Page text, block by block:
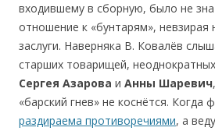
входившему в сборную, было не
отношение к «бунтарям», невзирая
заслуги. Наверняка В. Ковалёв
старших товарищей,
Сергея Азарова и Анны Шаревич
«барский гнев» не коснётся. Когда
раздираема противоречиями, а